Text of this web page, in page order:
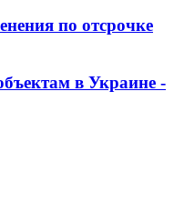
по отсрочке
в Украине -